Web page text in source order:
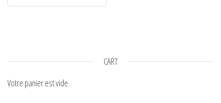
CART
Votre panier est vide.